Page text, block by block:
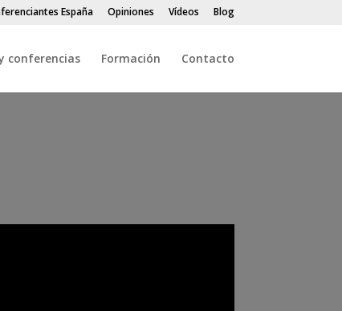
España Opiniones Vídeos Blog
conferencias Formación Contacto